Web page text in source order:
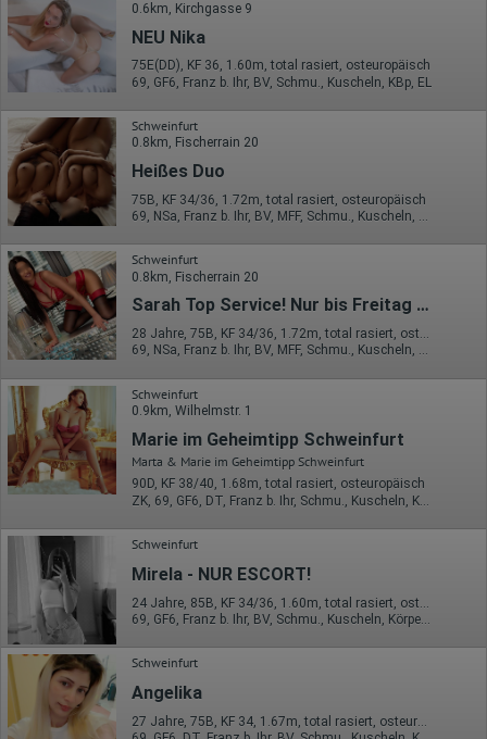
0.6km, Kirchgasse 9
NEU Nika
75E(DD), KF 36, 1.60m, total rasiert, osteuropäisch
69, GF6, Franz b. Ihr, BV, Schmu., Kuscheln, KBp, EL
Schweinfurt
0.8km, Fischerrain 20
Heißes Duo
75B, KF 34/36, 1.72m, total rasiert, osteuropäisch
69, NSa, Franz b. Ihr, BV, MFF, Schmu., Kuscheln, Körperküs.
Schweinfurt
0.8km, Fischerrain 20
Sarah Top Service! Nur bis Freitag vor Ort!
28 Jahre, 75B, KF 34/36, 1.72m, total rasiert, osteuropäisch
69, NSa, Franz b. Ihr, BV, MFF, Schmu., Kuscheln, Körperküs.
Schweinfurt
0.9km, Wilhelmstr. 1
Marie im Geheimtipp Schweinfurt
Marta & Marie im Geheimtipp Schweinfurt
90D, KF 38/40, 1.68m, total rasiert, osteuropäisch
Schweinfurt
Mirela - NUR ESCORT!
69, GF6, Franz b. Ihr, BV, Schmu., Kuscheln, Körperküs., DSa
Schweinfurt
Angelika
27 Jahre, 75B, KF 34, 1.67m, total rasiert, osteuropäisch